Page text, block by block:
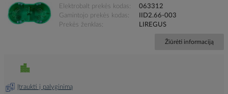
Elektrobalt prekės kodas
063312
Gamintojo prekės kodas
IID2.66-003
Prekės ženklas
LIREGUS
Žiūrėti informaciją
Įtraukti į palyginimą